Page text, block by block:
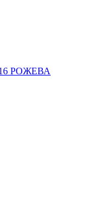
РОЖЕВА